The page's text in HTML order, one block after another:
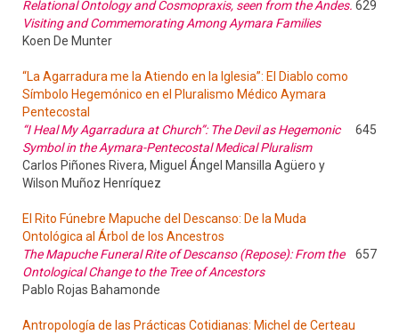
Relational Ontology and Cosmopraxis, seen from the Andes.
Visiting and Commemorating Among Aymara Families
629
Koen De Munter
“La Agarradura me la Atiendo en la Iglesia”: El Diablo como
Símbolo Hegemónico en el Pluralismo Médico Aymara
Pentecostal
“I Heal My Agarradura at Church”: The Devil as Hegemonic
Symbol in the Aymara-Pentecostal Medical Pluralism
645
Carlos Piñones Rivera, Miguel Ángel Mansilla Agüero y
Wilson Muñoz Henríquez
El Rito Fúnebre Mapuche del Descanso: De la Muda
Ontológica al Árbol de los Ancestros
The Mapuche Funeral Rite of Descanso (Repose): From the
Ontological Change to the Tree of Ancestors
657
Pablo Rojas Bahamonde
Antropología de las Prácticas Cotidianas: Michel de Certeau